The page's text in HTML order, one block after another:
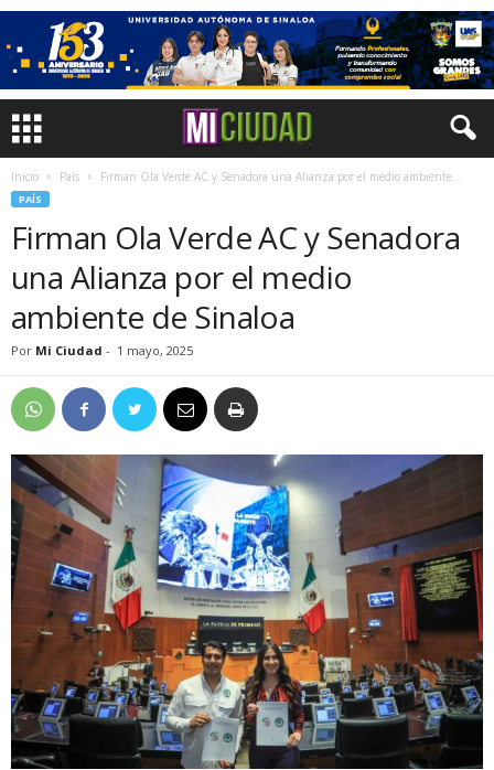
Inicio País Firman Ola Verde AC y Senadora una Alianza por el medio ambiente...
PAÍS
Firman Ola Verde AC y Senadora
una Alianza por el medio
ambiente de Sinaloa
Por Mi Ciudad - 1 mayo, 2025